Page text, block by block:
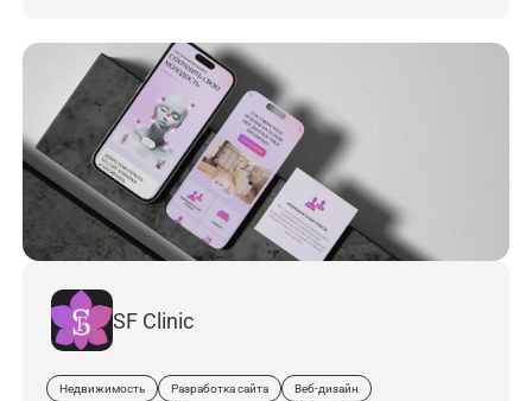
SF Clinic
Недвижимость Разработка сайта Веб-дизайн